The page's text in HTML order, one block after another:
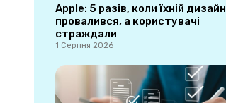
Apple: 5 разів, коли їхній дизайн
провалився, а користувачі
страждали
1 Серпня 2026